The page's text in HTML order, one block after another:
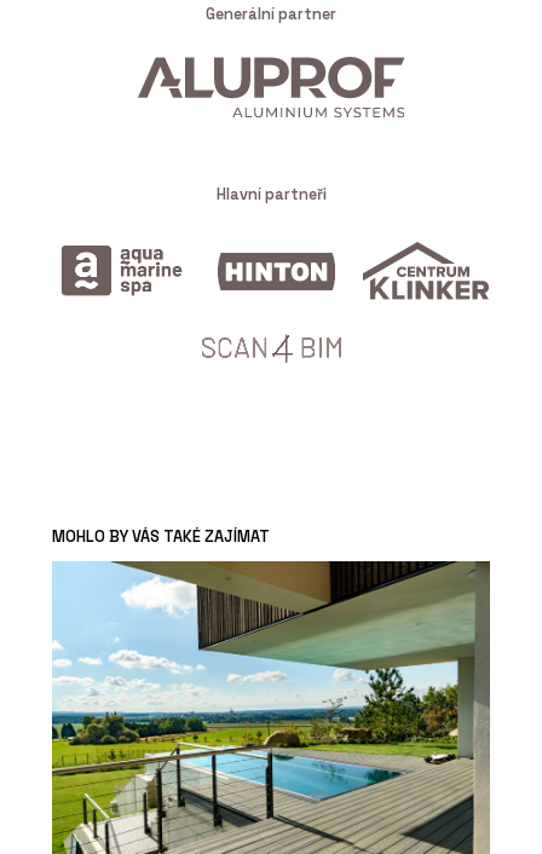
Generální partner
Hlavní partneři
MOHLO BY VÁS TAKÉ ZAJÍMAT